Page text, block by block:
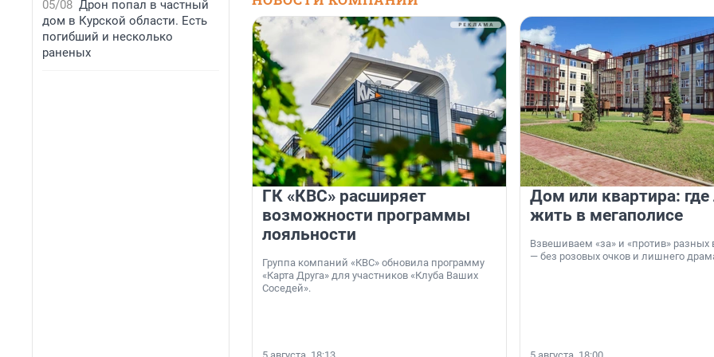
05/08 Дрон попал в частный
дом в Курской области. Есть
погибший и несколько
раненых
ГК «КВС» расширяет
возможности программы
лояльности
Группа компаний «КВС» обновила программу
«Карта Друга» для участников «Клуба Ваших
Соседей».
Дом или квартира:
жить в мегаполисе
Взвешиваем «за» и «против» разных
— без розовых очков и лишнего